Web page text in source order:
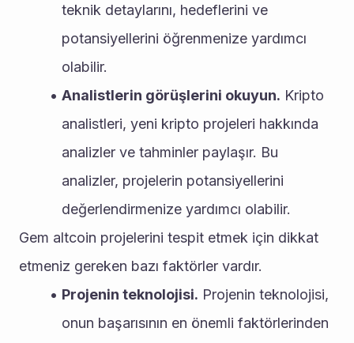
teknik detaylarını, hedeflerini ve
potansiyellerini öğrenmenize yardımcı
olabilir.
Analistlerin görüşlerini okuyun. Kripto
analistleri, yeni kripto projeleri hakkında
analizler ve tahminler paylaşır. Bu
analizler, projelerin potansiyellerini
değerlendirmenize yardımcı olabilir.
Gem altcoin projelerini tespit etmek için dikkat
etmeniz gereken bazı faktörler vardır.
Projenin teknolojisi. Projenin teknolojisi,
onun başarısının en önemli faktörlerinden